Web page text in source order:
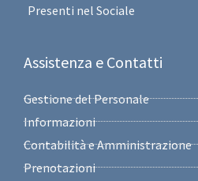
Presenti nel Sociale
Assistenza e Contatti
Gestione del Personale
Informazioni
Contabilità e Amministrazione
Prenotazioni